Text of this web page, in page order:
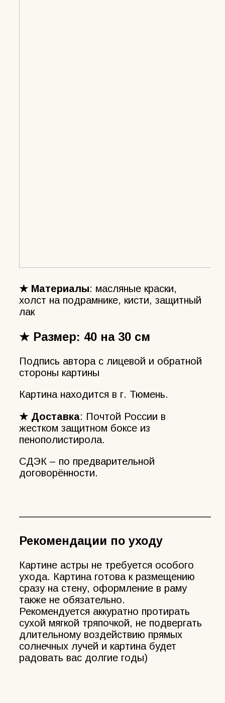
★ Материалы: масляные краски,
холст на подрамнике, кисти, защитный
лак
★ Размер: 40 на 30 см
Подпись автора с лицевой и обратной
стороны картины
Картина находится в г. Тюмень.
★ Доставка: Почтой России в
жестком защитном боксе из
пенополистирола.
СДЭК – по предварительной
договорённости.
Рекомендации по уходу
Картине астры не требуется особого
ухода. Картина готова к размещению
сразу на стену, оформление в раму
также не обязательно.
Рекомендуется аккуратно протирать
сухой мягкой тряпочкой, не подвергать
длительному воздействию прямых
солнечных лучей и картина будет
радовать вас долгие годы)